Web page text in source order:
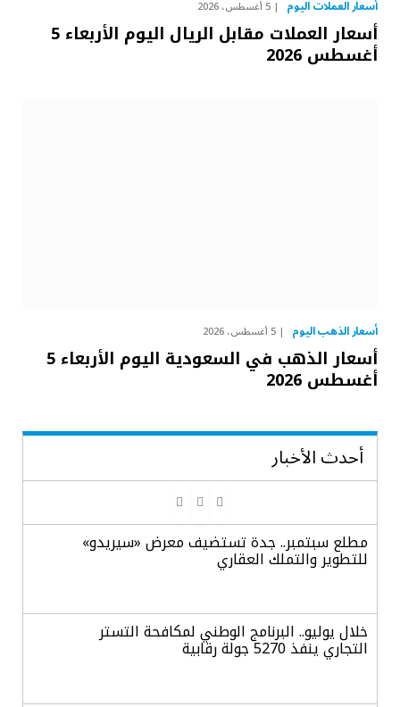
أسعار العملات اليوم 5 أغسطس، 2026
أسعار العملات مقابل الريال اليوم الأربعاء 5
أغسطس 2026
أسعار الذهب اليوم 5 أغسطس، 2026
أسعار الذهب في السعودية اليوم الأربعاء 5
أغسطس 2026
أحدث الأخبار
مطلع سبتمبر.. جدة تستضيف معرض «سيريدو»
للتطوير والتملك العقاري
خلال يوليو.. البرنامج الوطني لمكافحة التستر
التجاري ينفذ 5270 جولة رقابية